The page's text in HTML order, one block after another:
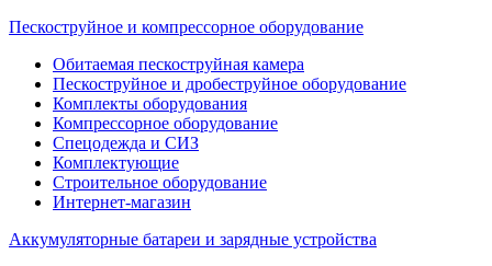
Пескоструйное и компрессорное оборудование
Обитаемая пескоструйная камера
Пескоструйное и дробеструйное оборудование
Комплекты оборудования
Компрессорное оборудование
Спецодежда и СИЗ
Комплектующие
Строительное оборудование
Интернет-магазин
Аккумуляторные батареи и зарядные устройства